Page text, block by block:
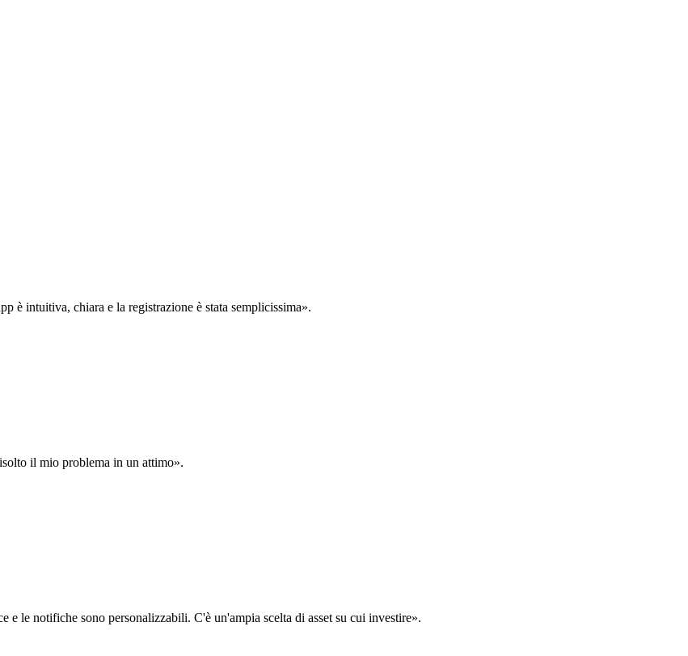
è intuitiva, chiara e la registrazione è stata semplicissima».
il mio problema in un attimo».
e le notifiche sono personalizzabili. C'è un'ampia scelta di asset su cui investire».